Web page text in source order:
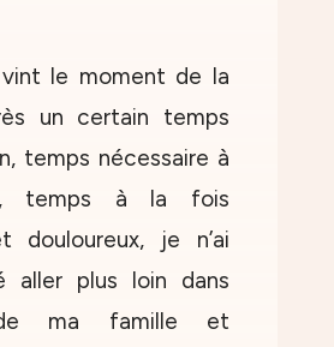
le moment de la
un certain temps
temps nécessaire à
temps à la fois
douloureux, je n’ai
aller plus loin dans
de ma famille et